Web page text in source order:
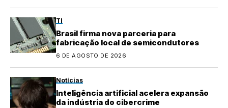
TI
Brasil firma nova parceria para
fabricação local de semicondutores
6 DE AGOSTO DE 2026
Notícias
Inteligência artificial acelera expansão
da indústria do cibercrime